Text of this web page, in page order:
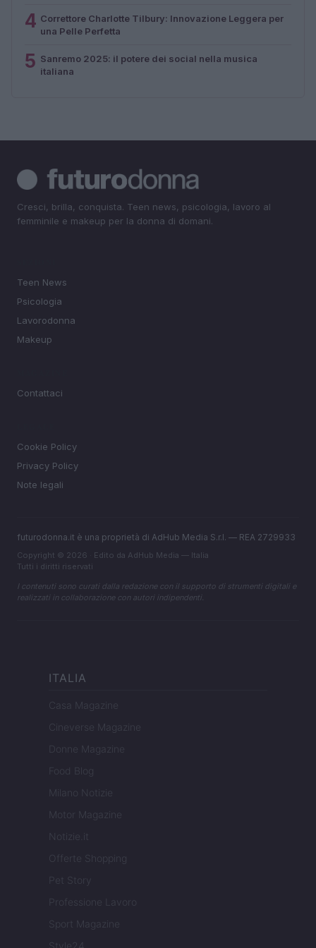
4 Correttore Charlotte Tilbury: Innovazione Leggera per
una Pelle Perfetta
5 Sanremo 2025: il potere dei social nella musica
italiana
Cresci, brilla, conquista. Teen news, psicologia, lavoro al
femminile e makeup per la donna di domani.
Teen News
Psicologia
Lavorodonna
Makeup
Contattaci
Cookie Policy
Privacy Policy
Note legali
futurodonna.it è una proprietà di AdHub Media S.r.l. — REA 2729933
Copyright © 2026 · Edito da AdHub Media — Italia
Tutti i diritti riservati
I contenuti sono curati dalla redazione con il supporto di strumenti digitali e
realizzati in collaborazione con autori indipendenti.
ITALIA
Casa Magazine
Cineverse Magazine
Donne Magazine
Food Blog
Milano Notizie
Motor Magazine
Notizie.it
Offerte Shopping
Pet Story
Professione Lavoro
Sport Magazine